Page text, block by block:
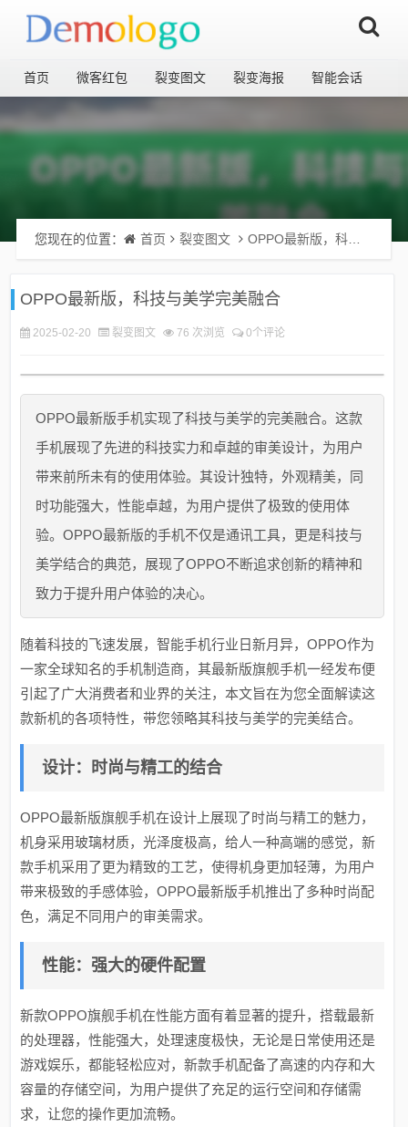
首页 微客红包 裂变图文 裂变海报 智能会话
您现在的位置： 首页 裂变图文 OPPO最新版，科技与美学完美融合
OPPO最新版，科技与美学完美融合
2025-02-20 裂变图文 76 次浏览 0个评论
OPPO最新版手机实现了科技与美学的完美融合。这款
手机展现了先进的科技实力和卓越的审美设计，为用户
带来前所未有的使用体验。其设计独特，外观精美，同
时功能强大，性能卓越，为用户提供了极致的使用体
验。OPPO最新版的手机不仅是通讯工具，更是科技与
美学结合的典范，展现了OPPO不断追求创新的精神和
致力于提升用户体验的决心。
随着科技的飞速发展，智能手机行业日新月异，OPPO作为
一家全球知名的手机制造商，其最新版旗舰手机一经发布便
引起了广大消费者和业界的关注，本文旨在为您全面解读这
款新机的各项特性，带您领略其科技与美学的完美结合。
设计：时尚与精工的结合
OPPO最新版旗舰手机在设计上展现了时尚与精工的魅力，
机身采用玻璃材质，光泽度极高，给人一种高端的感觉，新
款手机采用了更为精致的工艺，使得机身更加轻薄，为用户
带来极致的手感体验，OPPO最新版手机推出了多种时尚配
色，满足不同用户的审美需求。
性能：强大的硬件配置
新款OPPO旗舰手机在性能方面有着显著的提升，搭载最新
的处理器，性能强大，处理速度极快，无论是日常使用还是
游戏娱乐，都能轻松应对，新款手机配备了高速的内存和大
容量的存储空间，为用户提供了充足的运行空间和存储需
求，让您的操作更加流畅。